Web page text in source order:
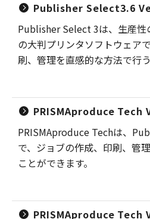
Publisher Select3.6
Publisher Select 3は、生産性
の大判プリンタソフトウェア
刷、管理を直感的な方法で行
PRISMAproduce Tech
PRISMAproduce Techは、
で、ジョブの作成、印刷、管
ことができます。
PRISMAproduce Tech